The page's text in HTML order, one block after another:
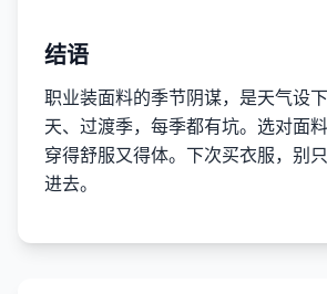
结语
职业装面料的季节阴谋，是天气设
天、过渡季，每季都有坑。选对面
穿得舒服又得体。下次买衣服，别
进去。